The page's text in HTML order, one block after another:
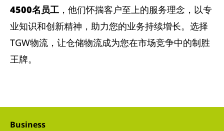
4500名员工 ，他们怀揣客户至上的服务理念，以专
业知识和创新精神，助力您的业务持续增长。选择
TGW物流，让仓储物流成为您在市场竞争中的制胜
王牌。
Business